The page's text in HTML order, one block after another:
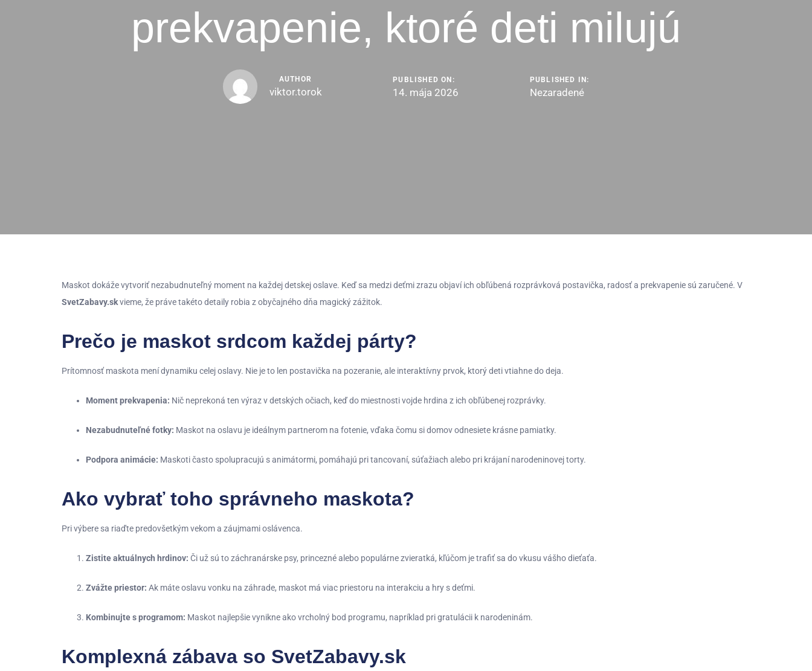
prekvapenie, ktoré deti milujú
AUTHOR
viktor.torok
PUBLISHED ON:
14. mája 2026
PUBLISHED IN:
Nezaradené
Maskot dokáže vytvoriť nezabudnuteľný moment na každej detskej oslave. Keď sa medzi deťmi zrazu objaví ich obľúbená rozprávková postavička, radosť a prekvapenie sú zaručené. V
SvetZabavy.skvieme, že práve takéto detaily robia z obyčajného dňa magický zážitok.
Prečo je maskot srdcom každej párty?
Prítomnosť maskota mení dynamiku celej oslavy. Nie je to len postavička na pozeranie, ale interaktívny prvok, ktorý deti vtiahne do deja.
Moment prekvapenia: Nič neprekoná ten výraz v detských očiach, keď do miestnosti vojde hrdina z ich obľúbenej rozprávky.
Nezabudnuteľné fotky: Maskot na oslavu je ideálnym partnerom na fotenie, vďaka čomu si domov odnesiete krásne pamiatky.
Podpora animácie: Maskoti často spolupracujú s animátormi, pomáhajú pri tancovaní, súťažiach alebo pri krájaní narodeninovej torty.
Ako vybrať toho správneho maskota?
Pri výbere sa riaďte predovšetkým vekom a záujmami oslávenca.
Zistite aktuálnych hrdinov: Či už sú to záchranárske psy, princezné alebo populárne zvieratká, kľúčom je trafiť sa do vkusu vášho dieťaťa.
Zvážte priestor: Ak máte oslavu vonku na záhrade, maskot má viac priestoru na interakciu a hry s deťmi.
Kombinujte s programom: Maskot najlepšie vynikne ako vrcholný bod programu, napríklad pri gratulácii k narodeninám.
Komplexná zábava so SvetZabavy.sk